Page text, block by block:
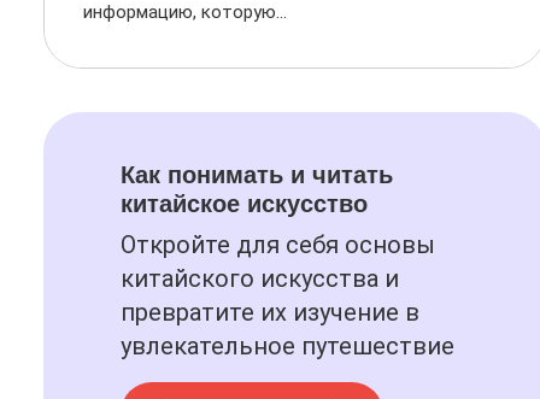
информацию, которую...
Как понимать и читать
китайское искусство
Откройте для себя основы
китайского искусства и
превратите их изучение в
увлекательное путешествие